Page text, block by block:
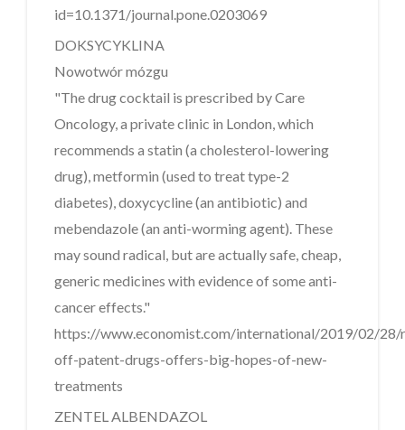
id=10.1371/journal.pone.0203069
DOKSYCYKLINA
Nowotwór mózgu
"The drug cocktail is prescribed by Care
Oncology, a private clinic in London, which
recommends a statin (a cholesterol-lowering
drug), metformin (used to treat type-2
diabetes), doxycycline (an antibiotic) and
mebendazole (an anti-worming agent). These
may sound radical, but are actually safe, cheap,
generic medicines with evidence of some anti-
cancer effects."
https://www.economist.com/international/2019/02/28/
off-patent-drugs-offers-big-hopes-of-new-
treatments
ZENTEL ALBENDAZOL